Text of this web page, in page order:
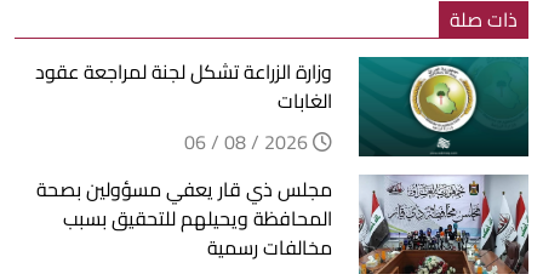
ذات صلة
وزارة الزراعة تشكل لجنة لمراجعة عقود
الغابات
مجلس ذي قار يعفي مسؤولين بصحة
المحافظة ويحيلهم للتحقيق بسبب
مخالفات رسمية